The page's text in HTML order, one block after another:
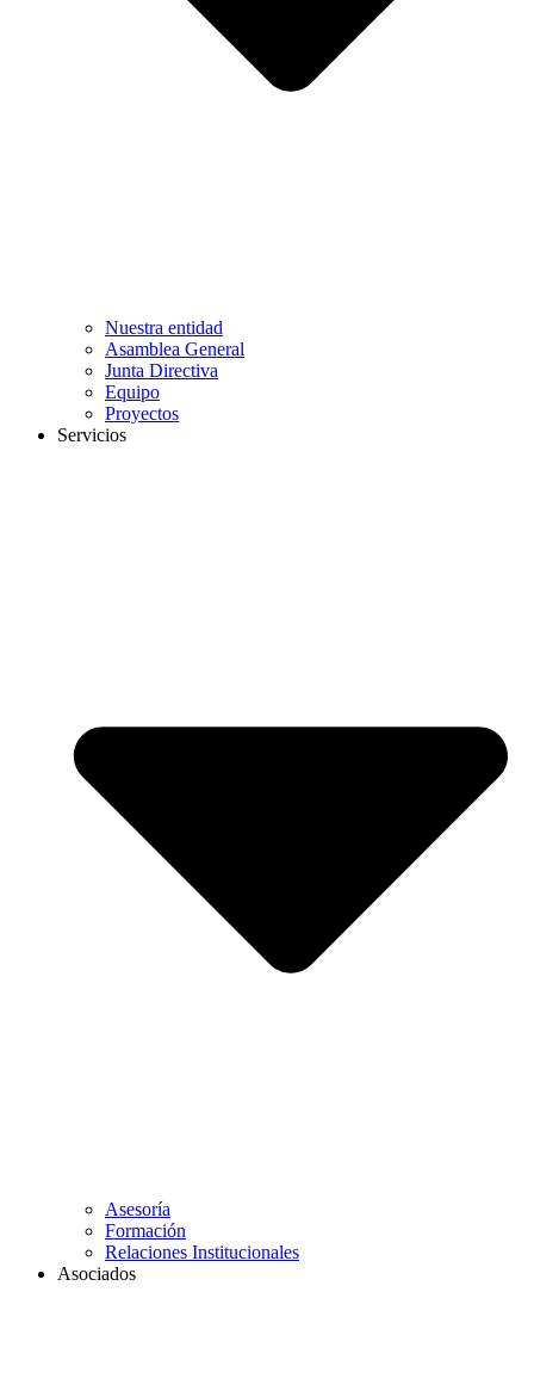
Nuestra entidad
Asamblea General
Junta Directiva
Equipo
Proyectos
Servicios
Asesoría
Formación
Relaciones Institucionales
Asociados